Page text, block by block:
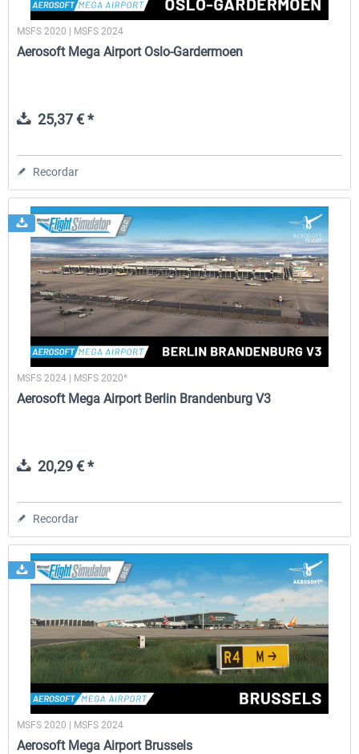
MSFS 2020 | MSFS 2024
Aerosoft Mega Airport Oslo-Gardermoen
25,37 € *
Recordar
MSFS 2024 | MSFS 2020*
Aerosoft Mega Airport Berlin Brandenburg V3
20,29 € *
Recordar
MSFS 2020 | MSFS 2024
Aerosoft Mega Airport Brussels